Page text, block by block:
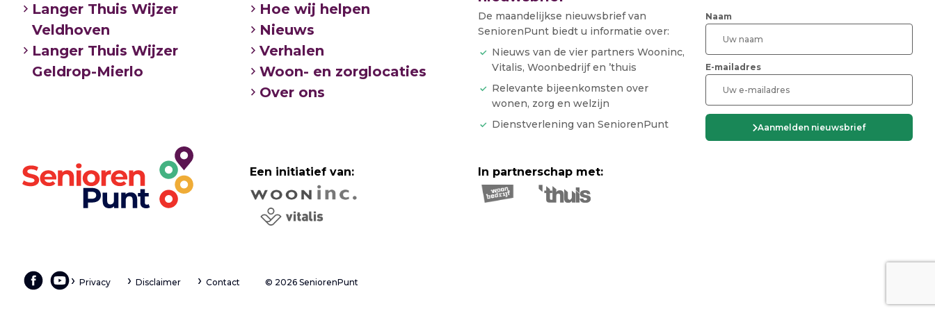
persoonlijke verzorging
Langer Thuis Wijzer
Veldhoven
Langer Thuis Wijzer
Geldrop-Mierlo
Hoe wij helpen
Nieuws
Verhalen
Woon- en zorglocaties
Over ons
Een initiatief van: In partnerschap met:
De maandelijkse nieuwsbrief van
SeniorenPunt biedt u informatie over:
Nieuws van de vier partners Wooninc,
Vitalis, Woonbedrijf en ’thuis
Relevante bijeenkomsten over
wonen, zorg en welzijn
Dienstverlening van SeniorenPunt
Naam
E-mailadres
CAPTCHA
Aanmelden nieuwsbrief
Privacy Disclaimer Contact © 2026 SeniorenPunt